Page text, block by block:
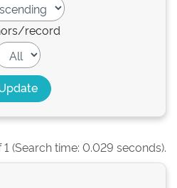
record
1 (Search time: 0.029 seconds).